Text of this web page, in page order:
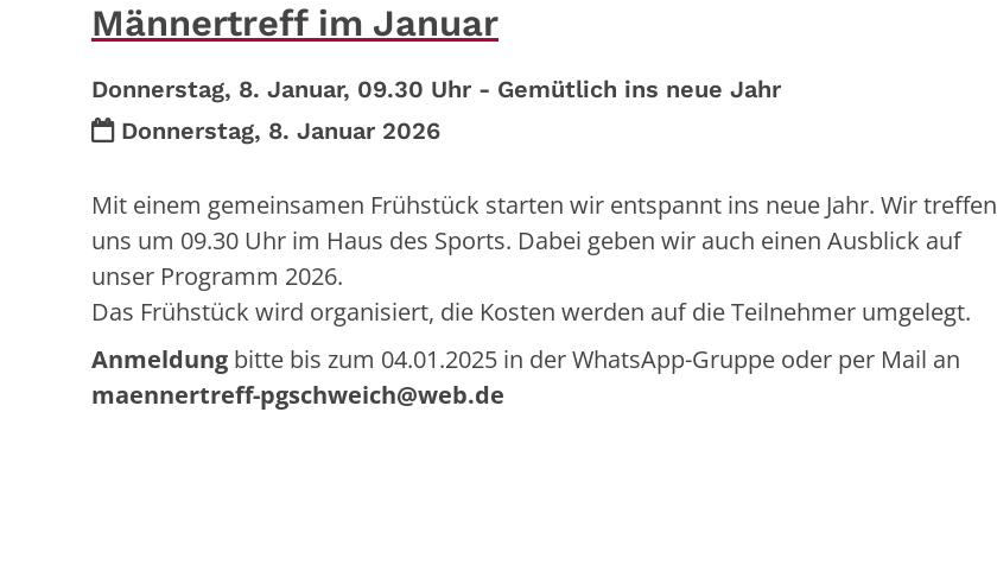
Männertreff im Januar
Donnerstag, 8. Januar, 09.30 Uhr - Gemütlich ins neue Jahr
Datum:
Donnerstag, 8. Januar 2026
Mit einem gemeinsamen Frühstück starten wir entspannt ins neue Jahr. Wir treffen
uns um 09.30 Uhr im Haus des Sports. Dabei geben wir auch einen Ausblick auf
unser Programm 2026.
Das Frühstück wird organisiert, die Kosten werden auf die Teilnehmer umgelegt.
Anmeldung bitte bis zum 04.01.2025 in der WhatsApp-Gruppe oder per Mail an
maennertreff-pgschweich@web.de